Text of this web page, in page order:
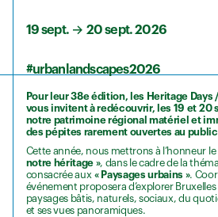
19 sept. → 20 sept. 2026
#urbanlandscapes2026
Pour leur 38e édition, les Heritage
vous invitent à redécouvrir, les 19 et 20
notre patrimoine régional matériel et
des pépites rarement ouvertes au
Cette année, nous mettrons à l’honneur
notre héritage », dans le cadre de la
consacrée aux « Paysages urbains ».
événement proposera d’explorer Bruxelles
paysages bâtis, naturels, sociaux, du
et ses vues panoramiques.